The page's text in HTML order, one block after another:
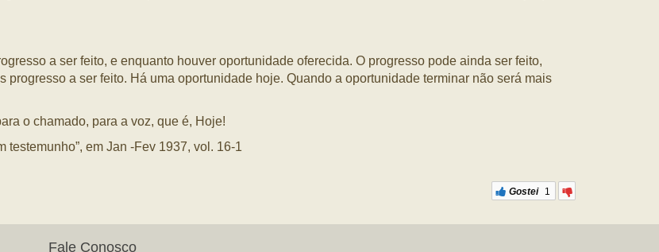
a ser feito, e enquanto houver oportunidade oferecida. O progresso pode ainda ser feito,
progresso a ser feito. Há uma oportunidade hoje. Quando a oportunidade terminar não será mais
o chamado, para a voz, que é, Hoje!
testemunho”, em Jan -Fev 1937, vol. 16-1
Gostei 1
Fale Conosco